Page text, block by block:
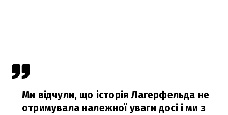
Ми відчули, що історія Лагерфельда не
отримувала належної уваги досі і ми з